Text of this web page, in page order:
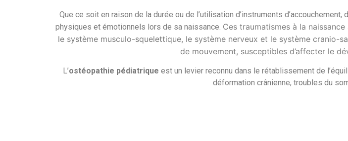
Que ce soit en raison de la durée ou de l’utilisation d’instruments
physiques et émotionnels lors de sa naissance. Ces traumatismes à la
le système musculo-squelettique, le système nerveux et le système
de mouvement, susceptibles d’affecter le
L’ostéopathie pédiatrique est un levier reconnu dans le rétablissement de
déformation crânienne, troubles du